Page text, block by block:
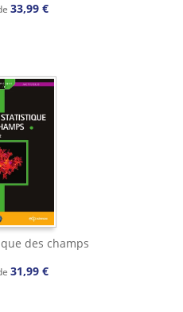
33,99 €
des champs
31,99 €